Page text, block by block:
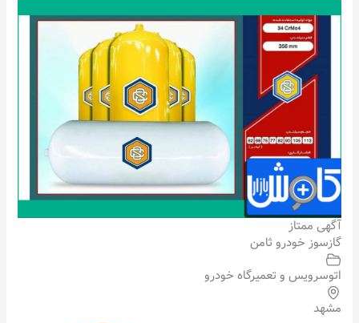
آگهی ممتاز
گازسوز خودرو ثامن
اتوسرویس و تعمیرگاه خودرو
مشهد